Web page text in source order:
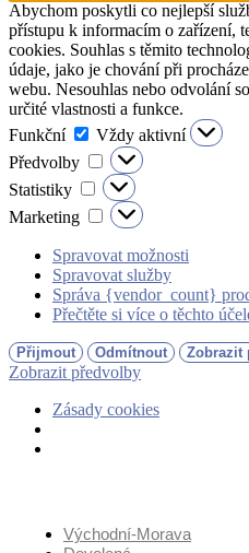
Abychom poskytli co nejlepší
přístupu k informacím o zařízení,
cookies. Souhlas s těmito
údaje, jako je chování při
webu. Nesouhlas nebo odvolání
určité vlastnosti a funkce.
Funkční
Funkční
Vždy aktivní
Předvolby
Předvolby
Statistiky
Statistiky
Marketing
Marketing
Spravovat možnosti
Spravovat služby
Správa {vendor_count}
Přečtěte si více o těchto
Přijmout Odmítnout Zobrazit
Zobrazit předvolby
Zásady cookies
Východní-Morava